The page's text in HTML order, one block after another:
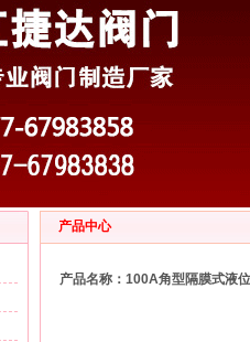
产品中心
产品名称：100A角型隔膜式液